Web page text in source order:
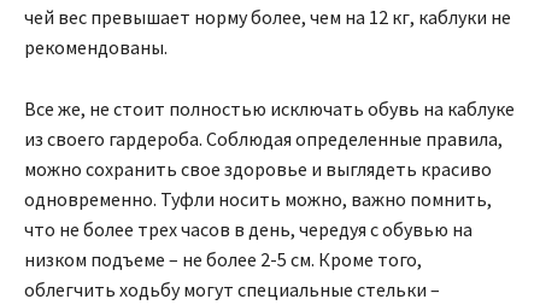
чей вес превышает норму более, чем на 12 кг, каблуки не
рекомендованы.
Все же, не стоит полностью исключать обувь на каблуке
из своего гардероба. Соблюдая определенные правила,
можно сохранить свое здоровье и выглядеть красиво
одновременно. Туфли носить можно, важно помнить,
что не более трех часов в день, чередуя с обувью на
низком подъеме – не более 2-5 см. Кроме того,
облегчить ходьбу могут специальные стельки –